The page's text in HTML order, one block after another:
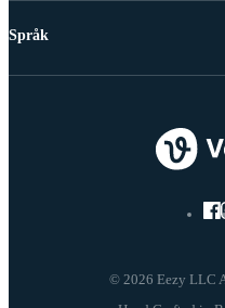
© 2026 Eezy LLC
Språk